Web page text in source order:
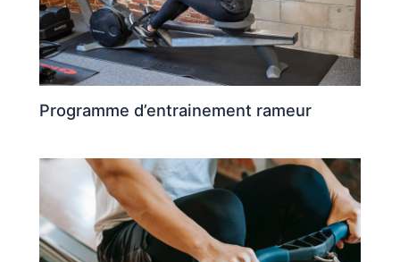
Programme d’entrainement rameur